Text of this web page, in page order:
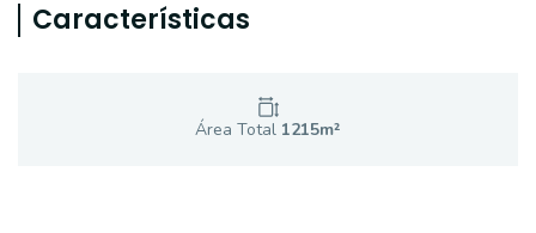
Características
Área Total 1215m²